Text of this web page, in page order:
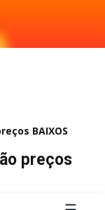
BAIXOS
preços